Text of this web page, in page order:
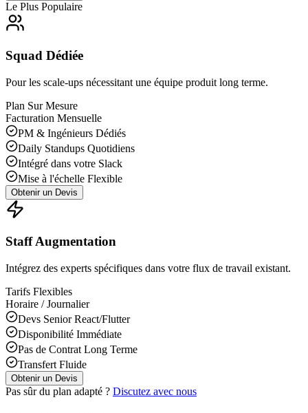
Le Plus Populaire
Squad Dédiée
Pour les scale-ups nécessitant une équipe produit long terme.
Plan Sur Mesure
Facturation Mensuelle
PM & Ingénieurs Dédiés
Daily Standups Quotidiens
Intégré dans votre Slack
Mise à l'échelle Flexible
Obtenir un Devis
Staff Augmentation
Intégrez des experts spécifiques dans votre flux de travail existant.
Tarifs Flexibles
Horaire / Journalier
Devs Senior React/Flutter
Disponibilité Immédiate
Pas de Contrat Long Terme
Transfert Fluide
Obtenir un Devis
Pas sûr du plan adapté ? Discutez avec nous